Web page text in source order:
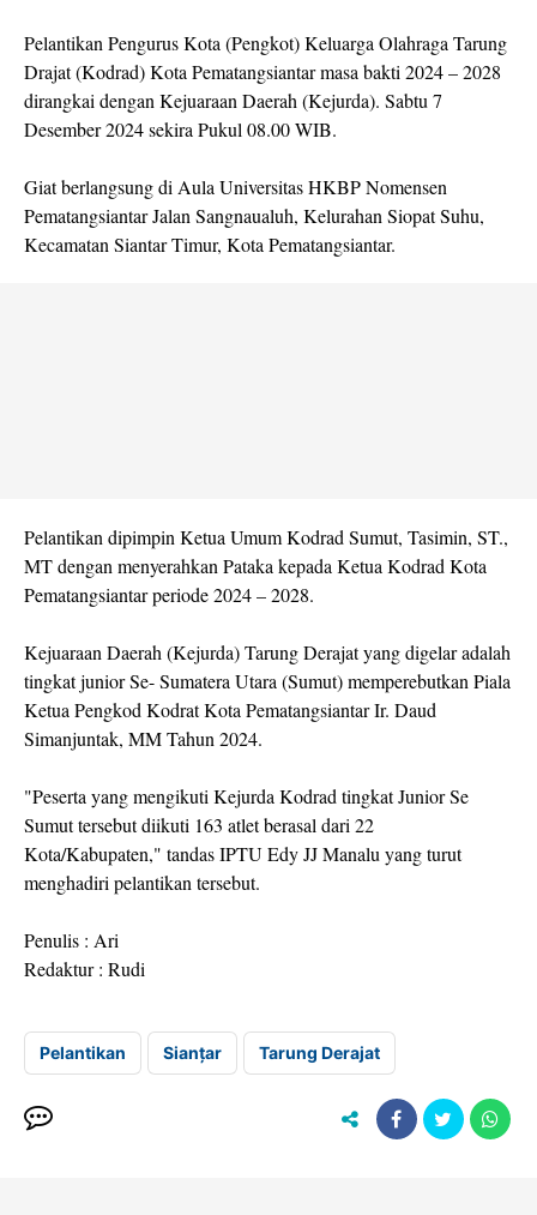
Pelantikan Pengurus Kota (Pengkot) Keluarga Olahraga Tarung
Drajat (Kodrad) Kota Pematangsiantar masa bakti 2024 – 2028
dirangkai dengan Kejuaraan Daerah (Kejurda). Sabtu 7
Desember 2024 sekira Pukul 08.00 WIB.
Giat berlangsung di Aula Universitas HKBP Nomensen
Pematangsiantar Jalan Sangnaualuh, Kelurahan Siopat Suhu,
Kecamatan Siantar Timur, Kota Pematangsiantar.
Pelantikan dipimpin Ketua Umum Kodrad Sumut, Tasimin, ST.,
MT dengan menyerahkan Pataka kepada Ketua Kodrad Kota
Pematangsiantar periode 2024 – 2028.
Kejuaraan Daerah (Kejurda) Tarung Derajat yang digelar adalah
tingkat junior Se- Sumatera Utara (Sumut) memperebutkan Piala
Ketua Pengkod Kodrat Kota Pematangsiantar Ir. Daud
Simanjuntak, MM Tahun 2024.
"Peserta yang mengikuti Kejurda Kodrad tingkat Junior Se
Sumut tersebut diikuti 163 atlet berasal dari 22
Kota/Kabupaten," tandas IPTU Edy JJ Manalu yang turut
menghadiri pelantikan tersebut.
Penulis : Ari
Redaktur : Rudi
Pelantikan Sianțar Tarung Derajat